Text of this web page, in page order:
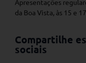
Apresentações
da Boa Vista, às 15 e
Compartilhe
sociais